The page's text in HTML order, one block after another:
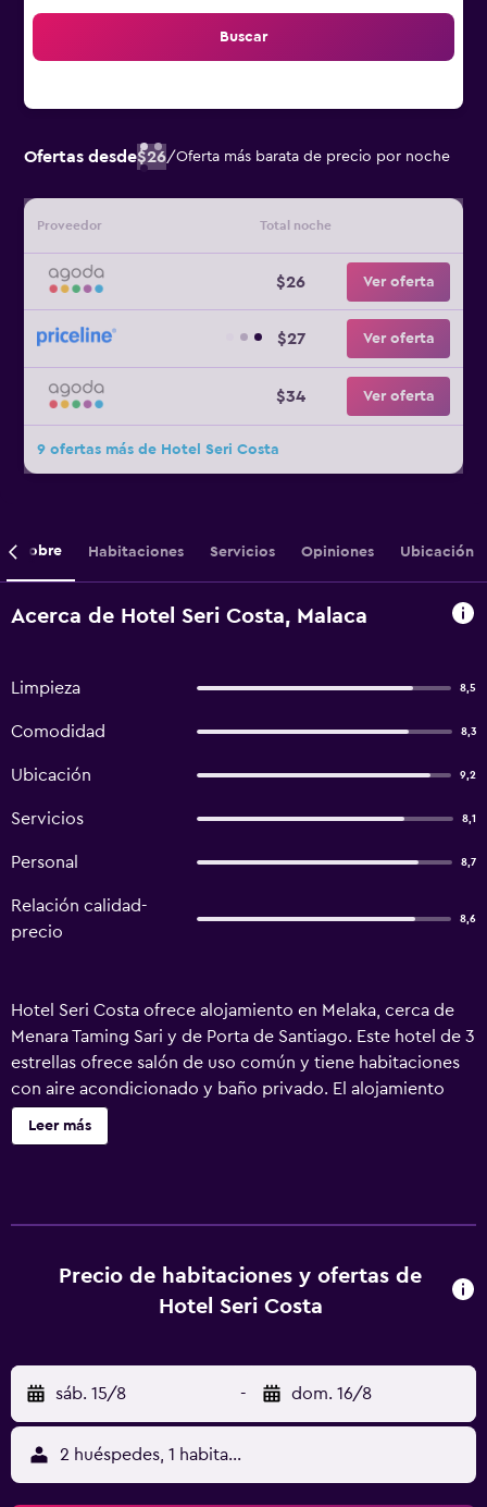
Buscar
Ofertas desde$26/Oferta más barata de precio por noche
Proveedor Total noche
$26 Ver oferta
$27 Ver oferta
$34 Ver oferta
9 ofertas más de Hotel Seri Costa
Sobre Habitaciones Servicios Opiniones Ubicación
Acerca de Hotel Seri Costa, Malaca
Limpieza 8,5
Comodidad 8,3
Ubicación 9,2
Servicios 8,1
Personal 8,7
Relación calidad-
precio
8,6
Hotel Seri Costa ofrece alojamiento en Melaka, cerca de
Menara Taming Sari y de Porta de Santiago. Este hotel de 3
estrellas ofrece salón de uso común y tiene habitaciones
con aire acondicionado y baño privado. El alojamiento
dispone de servicio de habitaciones y recepción 24 horas.
Todas las habitaciones están equipadas con TV de pantalla
Hotel Seri Costa cuenta un restaurante que sirve cocina
malaya. Cerca del alojamiento hay puntos de interés como
internacional de Melaka) está a 9 km.
Leer más
Precio de habitaciones y ofertas de
Hotel Seri Costa
sáb. 15/8 - dom. 16/8
2 huéspedes, 1 habitación